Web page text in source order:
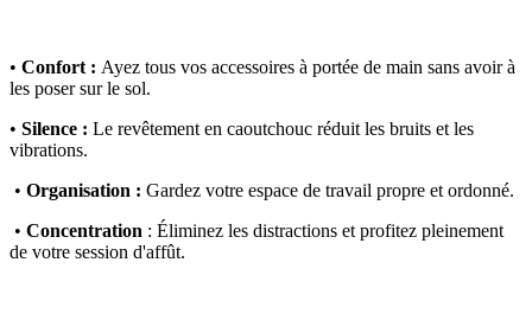
• Confort : Ayez tous vos accessoires à portée de main sans avoir à
les poser sur le sol.
• Silence : Le revêtement en caoutchouc réduit les bruits et les
vibrations.
• Organisation : Gardez votre espace de travail propre et ordonné.
• Concentration : Éliminez les distractions et profitez pleinement
de votre session d'affût.